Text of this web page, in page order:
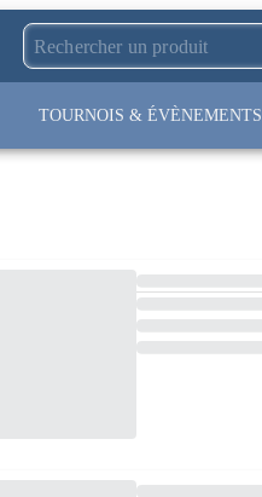
TOURNOIS & ÉVÈNEMENTS